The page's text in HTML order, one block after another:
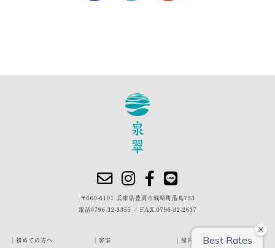
〒669-6101 兵庫県豊岡市城崎町湯島753
電話0796-32-3355 / FAX.0796-32-2637
初めての方へ 客室 館内・施設